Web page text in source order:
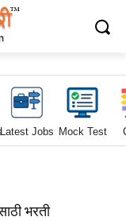
Latest Jobs Mock Test
भरती